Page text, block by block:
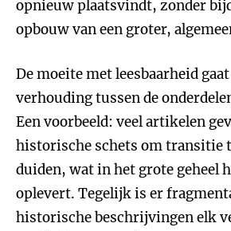
opnieuw plaatsvindt, zonder
opbouw van een groter,
De moeite met leesbaarheid
verhouding tussen de
Een voorbeeld: veel artikelen
historische schets om transitie
duiden, wat in het grote geheel
oplevert. Tegelijk is er
historische beschrijvingen elk